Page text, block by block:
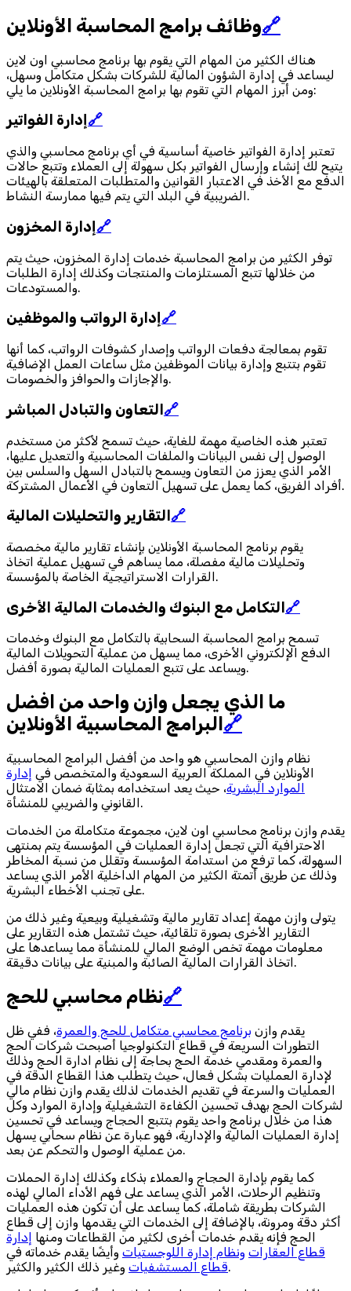
وظائف برامج المحاسبة الأونلاين🔗
هناك الكثير من المهام التي يقوم بها برنامج محاسبي اون لاين
ليساعد في إدارة الشؤون المالية للشركات بشكل متكامل وسهل،
ومن أبرز المهام التي تقوم بها برامج المحاسبة الأونلاين ما يلي:
إدارة الفواتير🔗
تعتبر إدارة الفواتير خاصية أساسية في أي برنامج محاسبي والذي
يتيح لك إنشاء وإرسال الفواتير بكل سهولة إلى العملاء وتتبع حالات
الدفع مع الأخذ في الاعتبار القوانين والمتطلبات المتعلقة بالهيئات
الضريبية في البلد التي يتم فيها ممارسة النشاط.
إدارة المخزون 🔗
توفر الكثير من برامج المحاسبة خدمات إدارة المخزون، حيث يتم
من خلالها تتبع المستلزمات والمنتجات وكذلك إدارة الطلبات
والمستودعات.
إدارة الرواتب والموظفين 🔗
تقوم بمعالجة دفعات الرواتب وإصدار كشوفات الرواتب، كما أنها
تقوم بتتبع وإدارة بيانات الموظفين مثل ساعات العمل الإضافية
والإجازات والحوافز والخصومات.
التعاون والتبادل المباشر 🔗
تعتبر هذه الخاصية مهمة للغاية، حيث تسمح لأكثر من مستخدم
الوصول إلى نفس البيانات والملفات المحاسبية والتعديل عليها،
الأمر الذي يعزز من التعاون ويسمح بالتبادل السهل والسلس بين
أفراد الفريق، كما يعمل على تسهيل التعاون في الأعمال المشتركة.
التقارير والتحليلات المالية 🔗
يقوم برنامج المحاسبة الأونلاين بإنشاء تقارير مالية مخصصة
وتحليلات مالية مفصلة، مما يساهم في تسهيل عملية اتخاذ
القرارات الاستراتيجية الخاصة بالمؤسسة.
التكامل مع البنوك والخدمات المالية الأخرى🔗
تسمح برامج المحاسبة السحابية بالتكامل مع البنوك وخدمات
الدفع الإلكتروني الأخرى، مما يسهل من عملية التحويلات المالية
ويساعد على تتبع العمليات المالية بصورة أفضل.
ما الذي يجعل وازن واحد من افضل
البرامج المحاسبية الأونلاين 🔗
نظام وازن المحاسبي هو واحد من أفضل البرامج المحاسبية
الأونلاين في المملكة العربية السعودية والمتخصص في إدارة
الموارد البشرية، حيث يعد استخدامه بمثابة ضمان الامتثال
القانوني والضريبي للمنشأة.
يقدم وازن برنامج محاسبي اون لاين، مجموعة متكاملة من الخدمات
الاحترافية التي تجعل إدارة العمليات في المؤسسة يتم بمنتهى
السهولة، كما ترفع من استدامة المؤسسة وتقلل من نسبة المخاطر
وذلك عن طريق أتمتة الكثير من المهام الداخلية الأمر الذي يساعد
على تجنب الأخطاء البشرية.
يتولى وازن مهمة إعداد تقارير مالية وتشغيلية وبيعية وغير ذلك من
التقارير الأخرى بصورة تلقائية، حيث تشتمل هذه التقارير على
معلومات مهمة تخص الوضع المالي للمنشأة مما يساعدها على
اتخاذ القرارات المالية الصائبة والمبنية على بيانات دقيقة.
نظام محاسبي للحج🔗
يقدم وازن برنامج محاسبي متكامل للحج والعمرة، ففي ظل
التطورات السريعة في قطاع التكنولوجيا أصبحت شركات الحج
والعمرة ومقدمي خدمة الحج بحاجة إلى نظام ادارة الحج وذلك
لإدارة العمليات بشكل فعال، حيث يتطلب هذا القطاع الدقة في
العمليات والسرعة في تقديم الخدمات لذلك يقدم وازن نظام مالي
لشركات الحج بهدف تحسين الكفاءة التشغيلية وإدارة الموارد وكل
هذا من خلال برنامج واحد يقوم بتتبع الحجاج ويساعد في تحسين
إدارة العمليات المالية والإدارية، فهو عبارة عن نظام سحابي يسهل
من عملية الوصول والتحكم عن بعد.
كما يقوم بإدارة الحجاج والعملاء بذكاء وكذلك إدارة الحملات
وتنظيم الرحلات، الأمر الذي يساعد على فهم الأداء المالي لهذه
الشركات بطريقة شاملة، كما يساعد على أن تكون هذه العمليات
أكثر دقة ومرونة، بالإضافة إلى الخدمات التي يقدمها وازن إلى قطاع
الحج فإنه يقدم خدمات أخرى لكثير من القطاعات ومنها إدارة
قطاع العقارات ونظام إدارة اللوجستيات وأيضًا يقدم خدماته في
قطاع المستشفياتوغير ذلك الكثير والكثير.